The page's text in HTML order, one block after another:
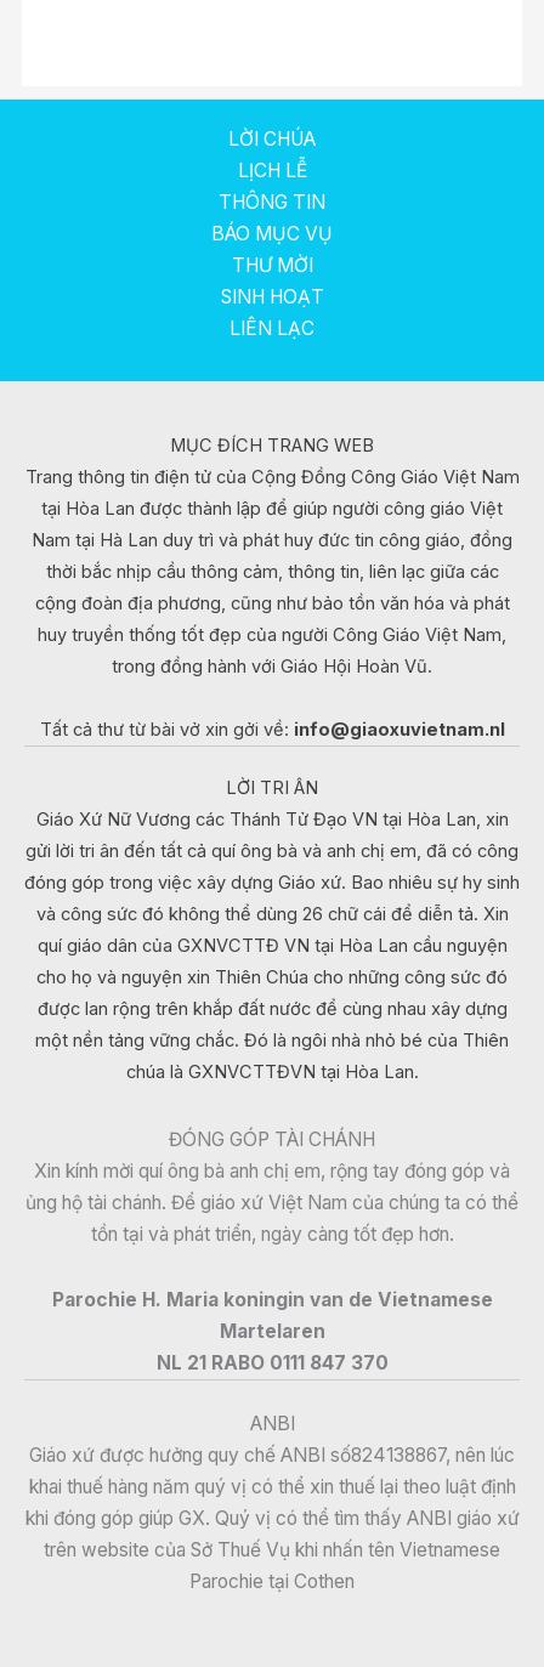
LỜI CHÚA
LỊCH LỄ
THÔNG TIN
BÁO MỤC VỤ
THƯ MỜI
SINH HOẠT
LIÊN LẠC
MỤC ĐÍCH TRANG WEB
Trang thông tin điện tử của Cộng Đồng Công Giáo Việt Nam
tại Hòa Lan được thành lập để giúp người công giáo Việt
Nam tại Hà Lan duy trì và phát huy đức tin công giáo, đồng
thời bắc nhịp cầu thông cảm, thông tin, liên lạc giữa các
cộng đoàn địa phương, cũng như bảo tồn văn hóa và phát
huy truyền thống tốt đẹp của người Công Giáo Việt Nam,
trong đồng hành với Giáo Hội Hoàn Vũ.
Tất cả thư từ bài vở xin gởi về: info@giaoxuvietnam.nl
LỜI TRI ÂN
Giáo Xứ Nữ Vương các Thánh Tử Đạo VN tại Hòa Lan, xin
gửi lời tri ân đến tất cả quí ông bà và anh chị em, đã có công
đóng góp trong việc xây dựng Giáo xứ. Bao nhiêu sự hy sinh
và công sức đó không thể dùng 26 chữ cái để diễn tả. Xin
quí giáo dân của GXNVCTTĐ VN tại Hòa Lan cầu nguyện
cho họ và nguyện xin Thiên Chúa cho những công sức đó
được lan rộng trên khắp đất nước để cùng nhau xây dựng
một nền tảng vững chắc. Đó là ngôi nhà nhỏ bé của Thiên
chúa là GXNVCTTĐVN tại Hòa Lan.
ĐÓNG GÓP TÀI CHÁNH
Xin kính mời quí ông bà anh chị em, rộng tay đóng góp và
ủng hộ tài chánh. Để giáo xứ Việt Nam của chúng ta có thể
tồn tại và phát triển, ngày càng tốt đẹp hơn.
Parochie H. Maria koningin van de Vietnamese
Martelaren
NL 21 RABO 0111 847 370
ANBI
Giáo xứ được hưởng quy chế ANBI số824138867, nên lúc
khai thuế hàng năm quý vị có thể xin thuế lại theo luật định
khi đóng góp giúp GX. Quý vị có thể tìm thấy ANBI giáo xứ
trên website của Sở Thuế Vụ khi nhấn tên Vietnamese
Parochie tại Cothen